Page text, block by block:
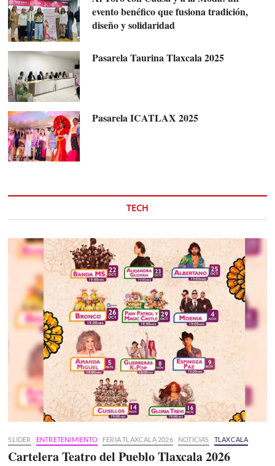
evento benéfico que fusiona tradición,
diseño y solidaridad
Pasarela Taurina Tlaxcala 2025
Pasarela ICATLAX 2025
TECH
SLIDER ENTRETENIMIENTO FERIA TLAXCALA 2026 NOTICIAS TLAXCALA
Cartelera Teatro del Pueblo Tlaxcala 2026